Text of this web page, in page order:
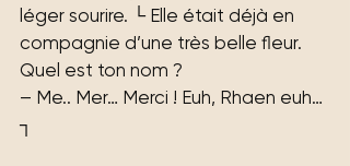
léger sourire. └ Elle était déjà en
compagnie d’une très belle fleur.
Quel est ton nom ?
– Me.. Mer… Merci ! Euh, Rhaen euh…
┐